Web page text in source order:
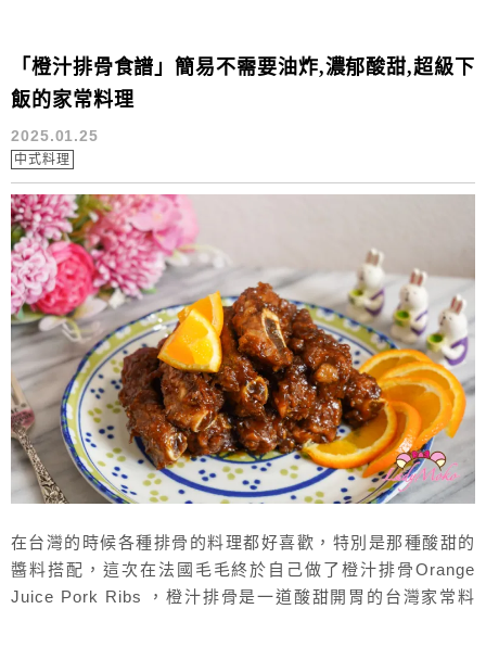
「橙汁排骨食譜」簡易不需要油炸,濃郁酸甜,超級下
飯的家常料理
2025.01.25
中式料理
在台灣的時候各種排骨的料理都好喜歡，特別是那種酸甜的
醬料搭配，這次在法國毛毛終於自己做了橙汁排骨Orange
Juice Pork Ribs ，橙汁排骨是一道酸甜開胃的台灣家常料